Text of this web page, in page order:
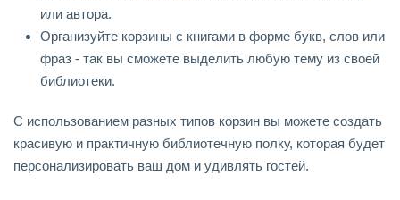
или автора.
Организуйте корзины с книгами в форме букв, слов или
фраз - так вы сможете выделить любую тему из своей
библиотеки.
С использованием разных типов корзин вы можете создать
красивую и практичную библиотечную полку, которая будет
персонализировать ваш дом и удивлять гостей.